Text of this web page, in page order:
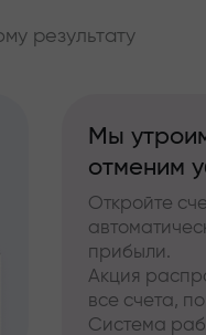
результату
Мы
отменим
Откройте
прибыли.
Акция
все счета,
Система